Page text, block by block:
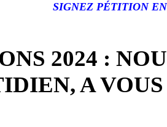
SIGNEZ PÉTITION
2024 :
A